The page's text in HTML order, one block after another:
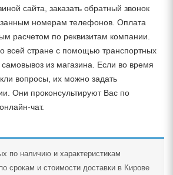
сайта, заказать обратный звонок
номерам телефонов. Оплата
расчетом по реквизитам компании.
всей стране с помощью транспортных
из магазина. Если во время
вопросы, их можно задать
Они проконсультируют Вас по
чат.
по наличию и характеристикам
срокам и стоимости доставки в Кирове